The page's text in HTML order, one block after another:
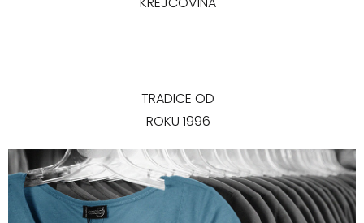
TRADICE OD
ROKU 1996